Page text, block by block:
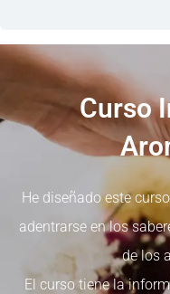
Curso
He diseñado este
adentrarse en los
de los
El curso tiene la